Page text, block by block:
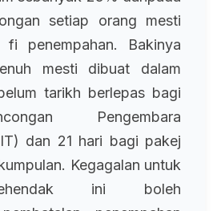
setiap orang mesti
fi penempahan. Bakinya
mesti dibuat dalam
tarikh berlepas bagi
Pengembara
dan 21 hari bagi pakej
Kegagalan untuk
ini boleh